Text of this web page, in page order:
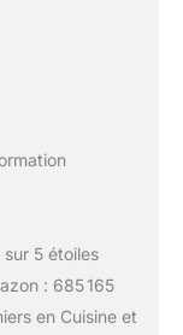
5 étoiles
: 685 165
en Cuisine et